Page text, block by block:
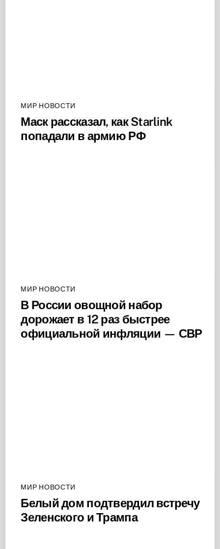
МИР НОВОСТИ
Маск рассказал, как Starlink
попадали в армию РФ
МИР НОВОСТИ
В России овощной набор
дорожает в 12 раз быстрее
официальной инфляции — СВР
МИР НОВОСТИ
Белый дом подтвердил встречу
Зеленского и Трампа